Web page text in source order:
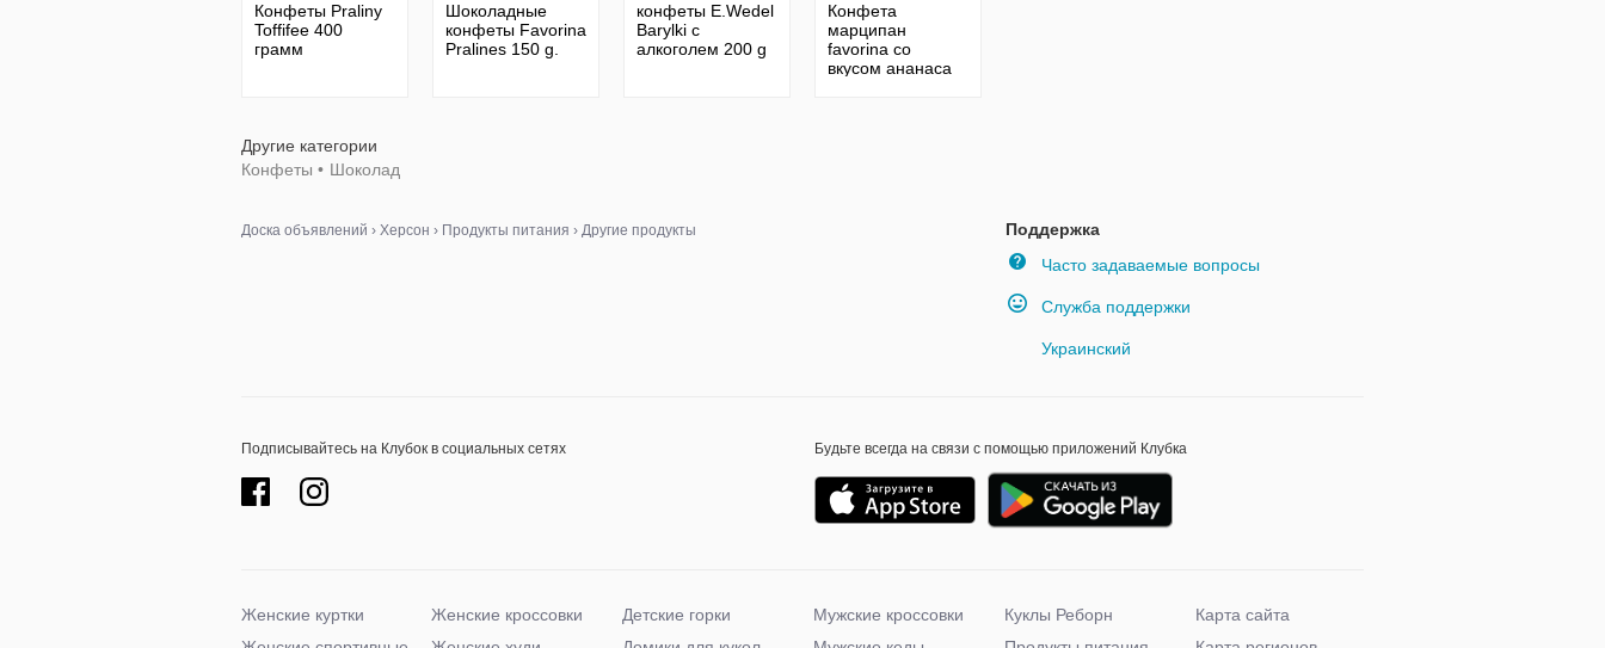
Конфеты Praliny
Toffifee 400
грамм
Шоколадные
конфеты Favorina
Pralines 150 g.
конфеты E.Wedel
Вarylki с
алкоголем 200 g
Конфета
марципан
favorina со
вкусом ананаса
Другие категории
Конфеты • Шоколад
Поддержка
Часто задаваемые вопросы
Служба поддержки
Украинский
Доска объявлений › Херсон › Продукты питания › Другие продукты
Подписывайтесь на Клубок в социальных сетях Будьте всегда на связи с помощью приложений Клубка
Женские куртки
Женские кроссовки
Детские горки
Мужские кроссовки
Куклы Реборн
Карта сайта